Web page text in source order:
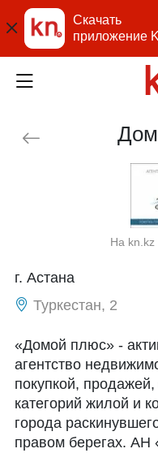
Скачать
приложение
На kn.kz
г. Астана
Туркестан, 2
«Домой плюс» -
агентство
покупкой,
категорий жилой и
города
правом берегах. АН